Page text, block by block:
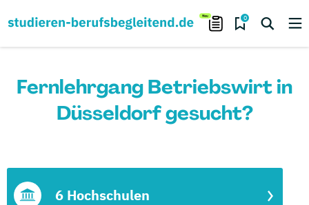
0
Fernlehrgang Betriebswirt in
Düsseldorf gesucht?
6 Hochschulen